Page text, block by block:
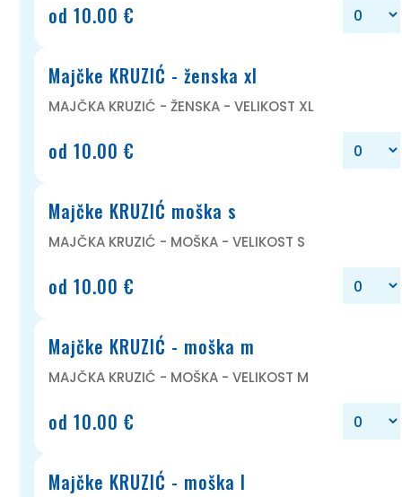
od 10.00 €
Majčke KRUZIĆ - ženska xl
MAJČKA KRUZIĆ - ŽENSKA - VELIKOST XL
od 10.00 €
Majčke KRUZIĆ moška s
MAJČKA KRUZIĆ - MOŠKA - VELIKOST S
od 10.00 €
Majčke KRUZIĆ - moška m
MAJČKA KRUZIĆ - MOŠKA - VELIKOST M
od 10.00 €
Majčke KRUZIĆ - moška l